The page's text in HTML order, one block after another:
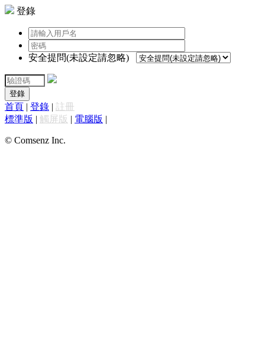
登錄
安全提問(未設定請忽略)
登錄
首頁 | 登錄 | 註冊
標準版 | 觸屏版 | 電腦版 |
© Comsenz Inc.